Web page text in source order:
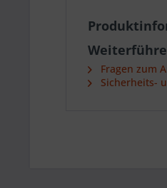
Fragen zum
Sicherheits-